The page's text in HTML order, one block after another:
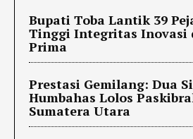
Bupati Toba Lantik 39
Tinggi Integritas Inovasi
Prima
Prestasi Gemilang: Dua
Humbahas Lolos
Sumatera Utara